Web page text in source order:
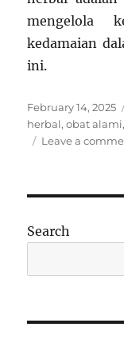
mengelola
kedamaian
ini.
Posted
on
February 14, 2025
herbal,obat alami,
Leave a
Search